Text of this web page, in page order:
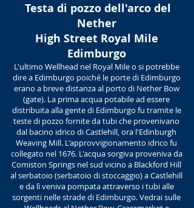
Testa di pozzo dell'arco del
Nether
High Street Royal Mile
Edimburgo
L'ultimo Wellhead nel Royal Mile o si potrebbe
dire a Edimburgo poiché le porte di Edimburgo
erano a breve distanza al porto di Nether Bow
(gate). La prima acqua potabile ad essere
distribuita alla gente di Edimburgo fu tramite le
teste di pozzo fornite da tubi che provenivano
dal bacino idrico di Castlehill, ora l'Edinburgh
Weaving Mill. L'approvvigionamento idrico fu
collegato nel 1676. L'acqua sorgiva proveniva da
Comiston Springs nel sud vicino a Blackford Hill
al serbatoio (serbatoio di stoccaggio) a Castlehill
e da lì veniva pompata attraverso i tubi alle
sorgenti nelle strade di Edimburgo. Vedrai sulle